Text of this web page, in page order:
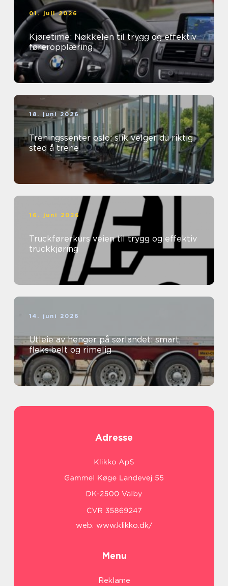
01. juli 2026
Kjøretime: Nøkkelen til trygg og effektiv
føreropplæring
18. juni 2026
Treningssenter oslo: slik velger du riktig
sted å trene
16. juni 2026
Truckførerkurs veien til trygg og effektiv
truckkjøring
14. juni 2026
Utleie av henger på sørlandet: smart,
fleksibelt og rimelig
Adresse
web: www.klikko.dk/
Menu
Reklame